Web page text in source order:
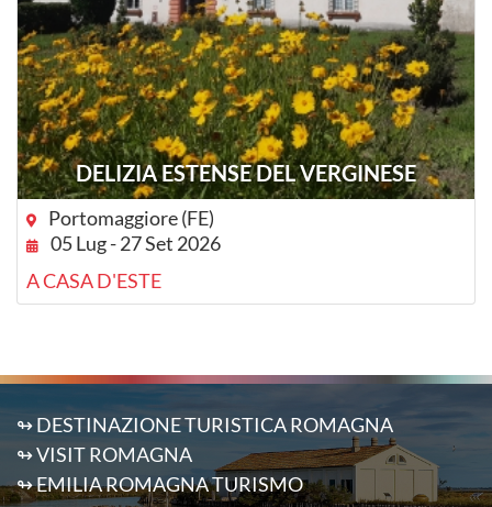
DELIZIA ESTENSE DEL VERGINESE
Portomaggiore (FE)
05 Lug - 27 Set 2026
A CASA D'ESTE
↬ DESTINAZIONE TURISTICA ROMAGNA
↬ VISIT ROMAGNA
↬ EMILIA ROMAGNA TURISMO